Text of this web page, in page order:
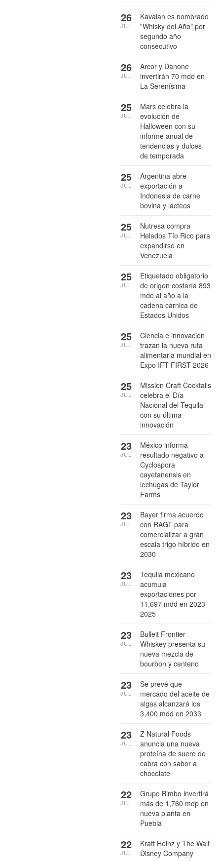
Kavalan es nombrado
"Whisky del Año" por
segundo año
consecutivo
26
JUL
Arcor y Danone
invertirán 70 mdd en
La Serenísima
26
JUL
Mars celebra la
evolución de
Halloween con su
informe anual de
tendencias y dulces
de temporada
25
JUL
Argentina abre
exportación a
Indonesia de carne
bovina y lácteos
25
JUL
Nutresa compra
Helados Tío Rico para
expandirse en
Venezuela
25
JUL
Etiquetado obligatorio
de origen costaría 893
mde al año a la
cadena cárnica de
Estados Unidos
25
JUL
Ciencia e innovación
trazan la nueva ruta
alimentaria mundial en
Expo IFT FIRST 2026
25
JUL
Mission Craft Cocktails
celebra el Día
Nacional del Tequila
con su última
innovación
25
JUL
México informa
resultado negativo a
Cyclospora
cayetanensis en
lechugas de Taylor
Farms
23
JUL
Bayer firma acuerdo
con RAGT para
comercializar a gran
escala trigo híbrido en
2030
23
JUL
Tequila mexicano
acumula
exportaciones por
11,697 mdd en 2023-
2025
23
JUL
Bulleit Frontier
Whiskey presenta su
nueva mezcla de
bourbon y centeno
23
JUL
Se prevé que
mercado del aceite de
algas alcanzará los
3,400 mdd en 2033
23
JUL
Z Natural Foods
anuncia una nueva
proteína de suero de
cabra con sabor a
chocolate
23
JUL
Grupo Bimbo invertirá
más de 1,760 mdp en
nueva planta en
Puebla
22
JUL
Kraft Heinz y The Walt
Disney Company
22
JUL